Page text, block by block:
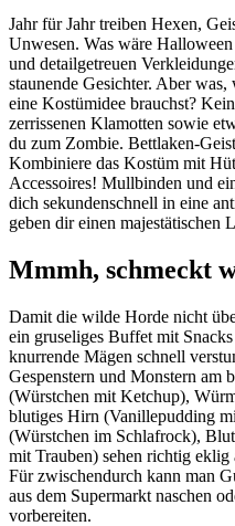
Jahr für Jahr treiben Hexen,
Unwesen. Was wäre
und detailgetreuen
staunende Gesichter. Aber
eine Kostümidee brauchst?
zerrissenen Klamotten sowie
du zum Zombie. Bettlaken-
Kombiniere das Kostüm mit
Accessoires! Mullbinden und
dich sekundenschnell in eine
geben dir einen majestätischen
Mmmh, schmeckt
Damit die wilde Horde nicht
ein gruseliges Buffet mit
knurrende Mägen schnell
Gespenstern und Monstern am
(Würstchen mit Ketchup),
blutiges Hirn (Vanillepudding
(Würstchen im Schlafrock),
mit Trauben) sehen richtig eklig
Für zwischendurch kann man
aus dem Supermarkt naschen
vorbereiten.